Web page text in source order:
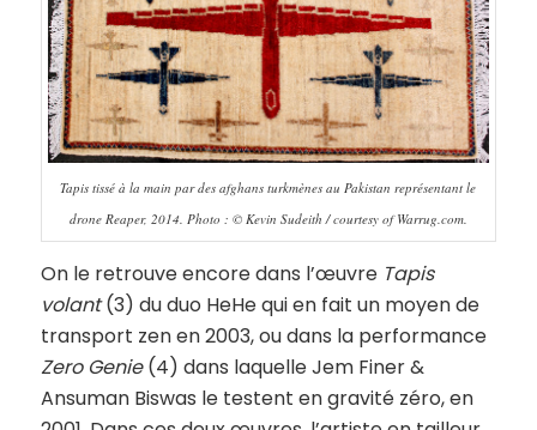
Tapis tissé à la main par des afghans turkmènes au Pakistan représentant le
drone Reaper, 2014. Photo : © Kevin Sudeith / courtesy of Warrug.com.
On le retrouve encore dans l’œuvre Tapis
volant(3) du duo HeHe qui en fait un moyen de
transport zen en 2003, ou dans la performance
Zero Genie(4) dans laquelle Jem Finer &
Ansuman Biswas le testent en gravité zéro, en